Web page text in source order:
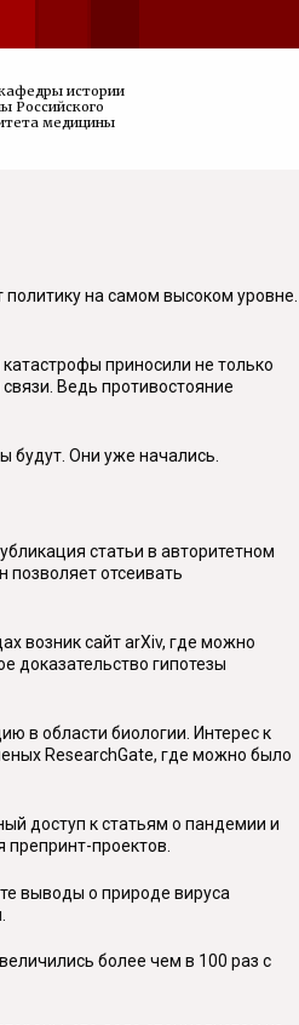
истории
Российского
медицины
на самом высоком уровне.
приносили не только
Ведь противостояние
будут. Они уже начались.
статьи в авторитетном
позволяет отсеивать
возник сайт arXiv, где можно
доказательство гипотезы
в области биологии. Интерес к
ResearchGate, где можно было
доступ к статьям о пандемии и
проектов.
выводы о природе вируса
более чем в 100 раз с